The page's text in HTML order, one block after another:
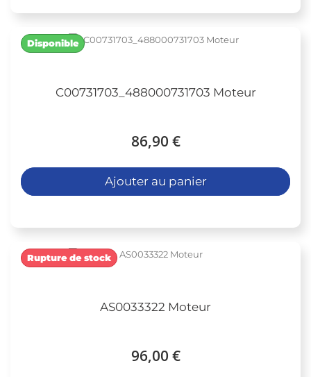
C00731703_488000731703 Moteur
86,90 €
Disponible
Ajouter au panier
AS0033322 Moteur
96,00 €
Rupture de stock